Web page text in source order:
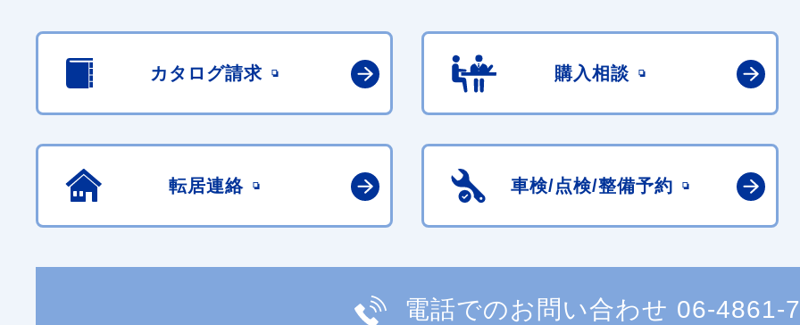
カタログ請求 購入相談
転居連絡 車検/点検/整備予約
電話でのお問い合わせ 06-4861-